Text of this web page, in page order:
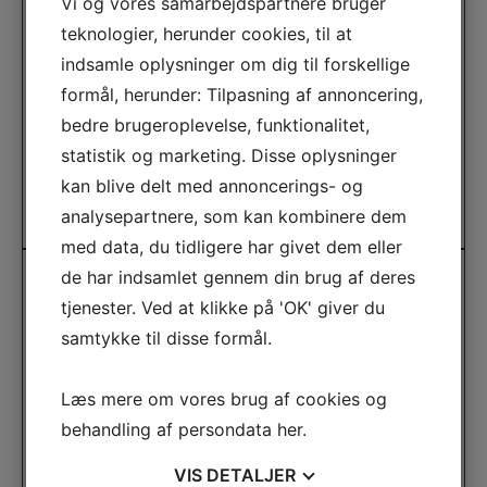
Fremmer blodcirkulationen og hjælper kroppen
med at restituere
Gavner huden– virker naturligt rensende og
antibakterielt
Skaber mental ro
– det varme, dampende miljø
reducerer stress og spændinger
teknologier, herunder cookies, til at
indsamle oplysninger om dig til forskellige
formål, herunder: Tilpasning af annoncering,
bedre brugeroplevelse, funktionalitet,
statistik og marketing. Disse oplysninger
kan blive delt med annoncerings- og
analysepartnere, som kan kombinere dem
med data, du tidligere har givet dem eller
de har indsamlet gennem din brug af deres
tjenester. Ved at klikke på 'OK' giver du
samtykke til disse formål.
Læs mere om vores brug af cookies og
behandling af persondata her.
VIS DETALJER